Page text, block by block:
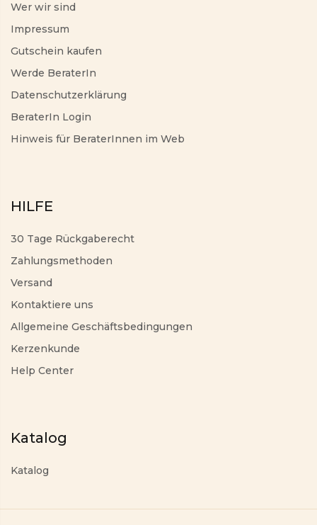
Wer wir sind
Impressum
Gutschein kaufen
Werde BeraterIn
Datenschutzerklärung
BeraterIn Login
Hinweis für BeraterInnen im Web
HILFE
30 Tage Rückgaberecht
Zahlungsmethoden
Versand
Kontaktiere uns
Allgemeine Geschäftsbedingungen
Kerzenkunde
Help Center
Katalog
Katalog